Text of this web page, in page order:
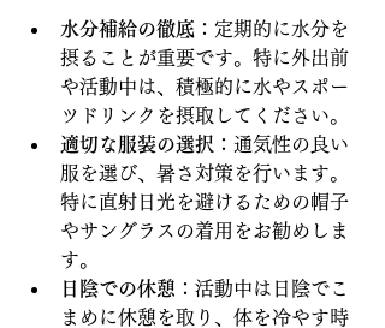
水分補給の徹底 ：定期的に水分を
摂ることが重要です。特に外出前
や活動中は、積極的に水やスポー
ツドリンクを摂取してください。
適切な服装の選択 ：通気性の良い
服を選び、暑さ対策を行います。
特に直射日光を避けるための帽子
やサングラスの着用をお勧めしま
す。
日陰での休憩 ：活動中は日陰でこ
まめに休憩を取り、体を冷やす時